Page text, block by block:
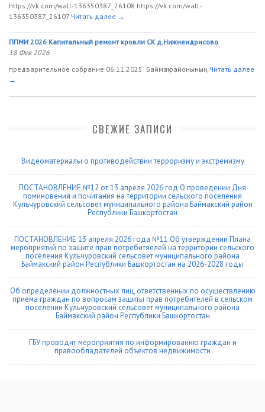
https://vk.com/wall-136350387_26108 https://vk.com/wall-
136350387_26107 Читать далее →
ППМИ 2026 Капитальный ремонт кровли СК д.Нижнеидрисово
18 Фев 2026
предварительное собрание 06.11.2025 Баймаҡ районының Читать далее
→
СВЕЖИЕ ЗАПИСИ
Видеоматериалы о противодействии терроризму и экстремизму
ПОСТАНОВЛЕНИЕ №12 от 13 апреля 2026 год О проведении Дня
поминовения и почитания на территории сельского поселения
Кульчуровский сельсовет муниципального района Баймакский район
Республики Башкортостан
ПОСТАНОВЛЕНИЕ 13 апреля 2026 года №11 Об утверждении Плана
мероприятий по защите прав потребитяелей на территории сельского
поселения Кульчуровский сельсовет муниципального района
Баймакский район Республики Башкортостан на 2026-2028 годы
Об определении должностных лиц, ответственных по осуществлению
приема граждан по вопросам защиты прав потребителей в сельском
поселении Кульчуровский сельсовет муниципального района
Баймакский район Республики Башкортостан
ГБУ проводит мероприятия по информированию граждан и
правообладателей объектов недвижимости